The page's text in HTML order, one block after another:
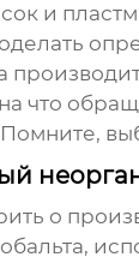
и
что
о